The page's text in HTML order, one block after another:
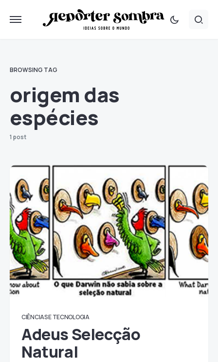
BROWSING TAG
origem das
espécies
1 post
CIÊNCIAS E TECNOLOGIA
Adeus Selecção
Natural